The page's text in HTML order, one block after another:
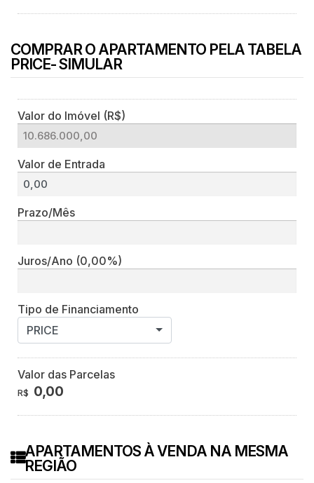
COMPRAR O APARTAMENTO PELA TABELA
PRICE- SIMULAR
Valor do Imóvel (R$)
Valor de Entrada
Prazo/Mês
Juros/Ano (0,00%)
Tipo de Financiamento
PRICE
Valor das Parcelas
R$ 0,00
APARTAMENTOS À VENDA NA MESMA
REGIÃO